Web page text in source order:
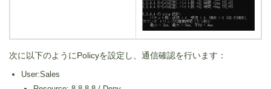
次に以下のようにPolicyを設定し、通信確認を行います：
User:Sales